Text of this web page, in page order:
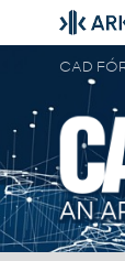
CAD